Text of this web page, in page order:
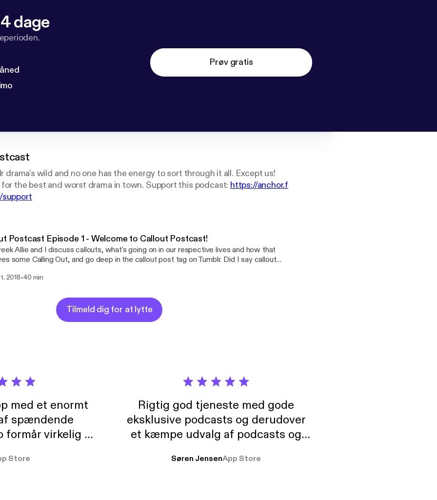
dage
Prøv gratis
drama's wild and no one has the energy to sort through it all. Except us!
for the best and worst drama in town. Support this podcast: https://anchor.f
Postcast Episode 1 - Welcome to Callout Postcast!
Allie and I discuss callouts, what's going on in our respective lives and how that
some Calling Out, and go deep in the callout post tag on Tumblr. Did I say callout
calloutpostcast.tumblr.com/ And Youtube here:
and we love you! --- Support this podcast:
anchor.fm/calloutpostcast/support [https://anchor.fm/calloutpostcast/support]
2018-40 min
Tilmeld dig for at lytte
med et enormt
spændende
formår virkelig at
At der så også
Store
Rigtig god tjeneste med gode
eksklusive podcasts og derudover
et kæmpe udvalg af podcasts og
ikke andet så udelukkende pga
Søren JensenApp Store